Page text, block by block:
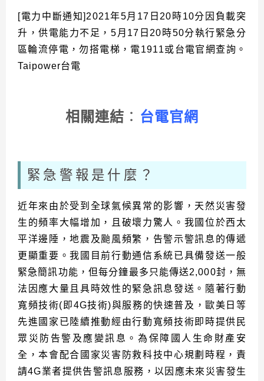
[電力中斷通知]2021年5月17日20時10分因負載突
升，供電能力不足，5月17日20時50分執行緊急分
區輪流停電，勿搭電梯，電1911或台電官網查詢。
Taipower台電
相關連結 ： 台電官網
緊急警報是什麼？
近年來由於受到全球氣候異常的影響，天然災害發
生的頻率大幅增加，且破壞力驚人。我國位於西太
平洋邊陲，地震及颱風頻繁，告警示警訊息的傳遞
更顯重要。我國目前行動通信系統已具備發送一般
緊急簡訊功能，但每分鐘最多只能傳送2,000封，無
法因應大量且具時效性的緊急訊息發送。隨著行動
寬頻技術(即4G技術)與服務的快速普及，歐美日等
先進國家已陸續推動經由行動寬頻技術即時提供民
眾災防告警及應變訊息。為保障國人生命財產安
全，本會配合國家災害防救科技中心規劃時程，責
請4G業者提供告警訊息服務，以因應未來災害發生